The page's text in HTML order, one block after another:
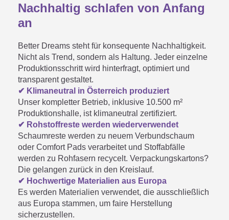
Nachhaltig schlafen von Anfang
an
Better Dreams steht für konsequente Nachhaltigkeit.
Nicht als Trend, sondern als Haltung. Jeder einzelne
Produktionsschritt wird hinterfragt, optimiert und
transparent gestaltet.
✔ Klimaneutral in Österreich produziert
Unser kompletter Betrieb, inklusive 10.500 m²
Produktionshalle, ist klimaneutral zertifiziert.
✔ Rohstoffreste werden wiederverwendet
Schaumreste werden zu neuem Verbundschaum
oder Comfort Pads verarbeitet und Stoffabfälle
werden zu Rohfasern recycelt. Verpackungskartons?
Die gelangen zurück in den Kreislauf.
✔ Hochwertige Materialien aus Europa
Es werden Materialien verwendet, die ausschließlich
aus Europa stammen, um faire Herstellung
sicherzustellen.